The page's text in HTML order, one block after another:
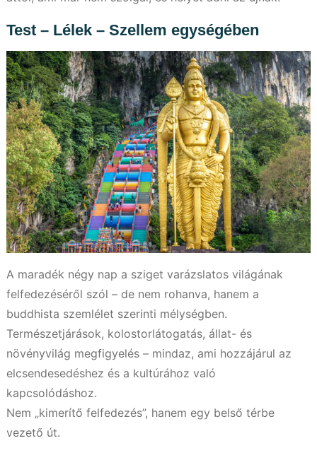
Test – Lélek – Szellem egységében
A maradék négy nap a sziget varázslatos világának
felfedezéséről szól – de nem rohanva, hanem a
buddhista szemlélet szerinti mélységben.
Természetjárások, kolostorlátogatás, állat- és
növényvilág megfigyelés – mindaz, ami hozzájárul az
elcsendesedéshez és a kultúrához való
kapcsolódáshoz.
Nem „kimerítő felfedezés”, hanem egy belső térbe
vezető út.